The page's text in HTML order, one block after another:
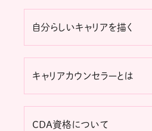
自分らしいキャリアを描く
キャリアカウンセラーとは
CDA資格について